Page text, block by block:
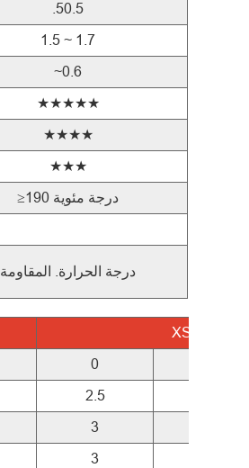
.50.5
1.5 ~ 1.7
~0.6
★★★★★
★★★★
★★★
≥190 درجة مئوية
درجة الحرارة. المقاومة
XS-FR-
0
2.5
3
3